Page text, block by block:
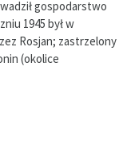
gospodarstwo
1945 był w
Rosjan; zastrzelony
(okolice